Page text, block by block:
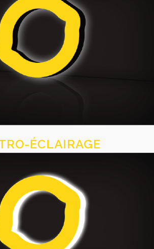
ÉCLAIRAGE